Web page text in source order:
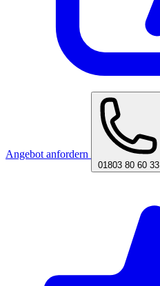
Angebot anfordern
01803 80 60 33